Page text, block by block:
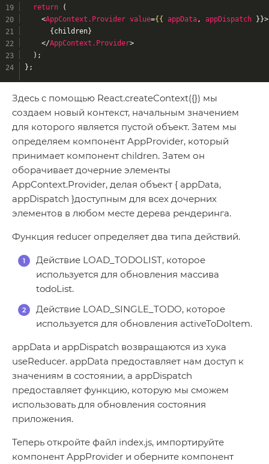
return (
<AppContext.Provider value={{ appData , appDispatch }}>
      {children}
</AppContext.Provider>
  );
};
Здесь с помощью React.createContext({}) мы
создаем новый контекст, начальным значением
для которого является пустой объект. Затем мы
определяем компонент AppProvider, который
принимает компонент children. Затем он
оборачивает дочерние элементы
AppContext.Provider, делая объект { appData,
appDispatch }доступным для всех дочерних
элементов в любом месте дерева рендеринга.
Функция reducer определяет два типа действий.
Действие LOAD_TODOLIST, которое
используется для обновления массива
todoList.
Действие LOAD_SINGLE_TODO, которое
используется для обновления activeToDoItem.
appData и appDispatch возвращаются из хука
useReducer. appData предоставляет нам доступ к
значениям в состоянии, а appDispatch
предоставляет функцию, которую мы сможем
использовать для обновления состояния
приложения.
Теперь откройте файл index.js, импортируйте
компонент AppProvider и оберните компонент